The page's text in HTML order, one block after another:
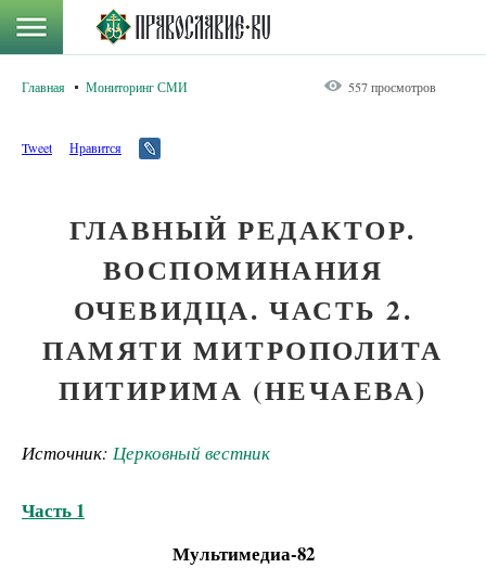
Главная Мониторинг СМИ 557 просмотров
Tweet Нравится
ГЛАВНЫЙ РЕДАКТОР.
ВОСПОМИНАНИЯ
ОЧЕВИДЦА. ЧАСТЬ 2.
ПАМЯТИ МИТРОПОЛИТА
ПИТИРИМА (НЕЧАЕВА)
Источник: Церковный вестник
Часть 1
Мультимедиа-82